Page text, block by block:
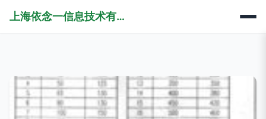
上海依念一信息技术有限公司